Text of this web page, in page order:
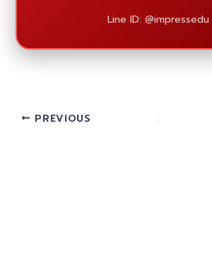
Line ID: @impressedu
PREVIOUS